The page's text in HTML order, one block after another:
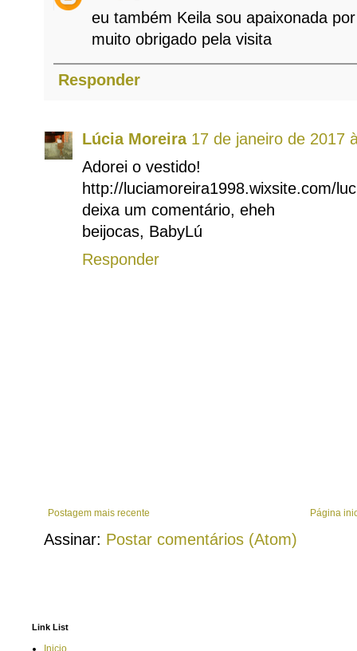
eu também Keila sou apaixonada
muito obrigado pela visita
Responder
Lúcia Moreira 17 de janeiro de 2017
Adorei o vestido!
http://
deixa um comentário, eheh
beijocas, BabyLú
Responder
Postagem mais recente Página
Assinar: Postar comentários (Atom)
Link List